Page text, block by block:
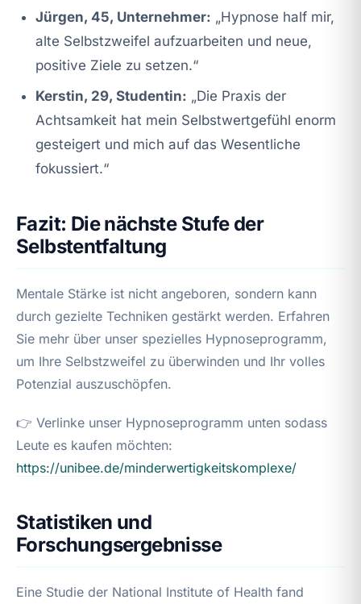
Jürgen, 45, Unternehmer: „Hypnose half mir,
alte Selbstzweifel aufzuarbeiten und neue,
positive Ziele zu setzen.“
Kerstin, 29, Studentin: „Die Praxis der
Achtsamkeit hat mein Selbstwertgefühl enorm
gesteigert und mich auf das Wesentliche
fokussiert.“
Fazit: Die nächste Stufe der
Selbstentfaltung
Mentale Stärke ist nicht angeboren, sondern kann
durch gezielte Techniken gestärkt werden. Erfahren
Sie mehr über unser spezielles Hypnoseprogramm,
um Ihre Selbstzweifel zu überwinden und Ihr volles
Potenzial auszuschöpfen.
👉 Verlinke unser Hypnoseprogramm unten sodass
Leute es kaufen möchten:
https://unibee.de/minderwertigkeitskomplexe/
Statistiken und
Forschungsergebnisse
Eine Studie der National Institute of Health fand